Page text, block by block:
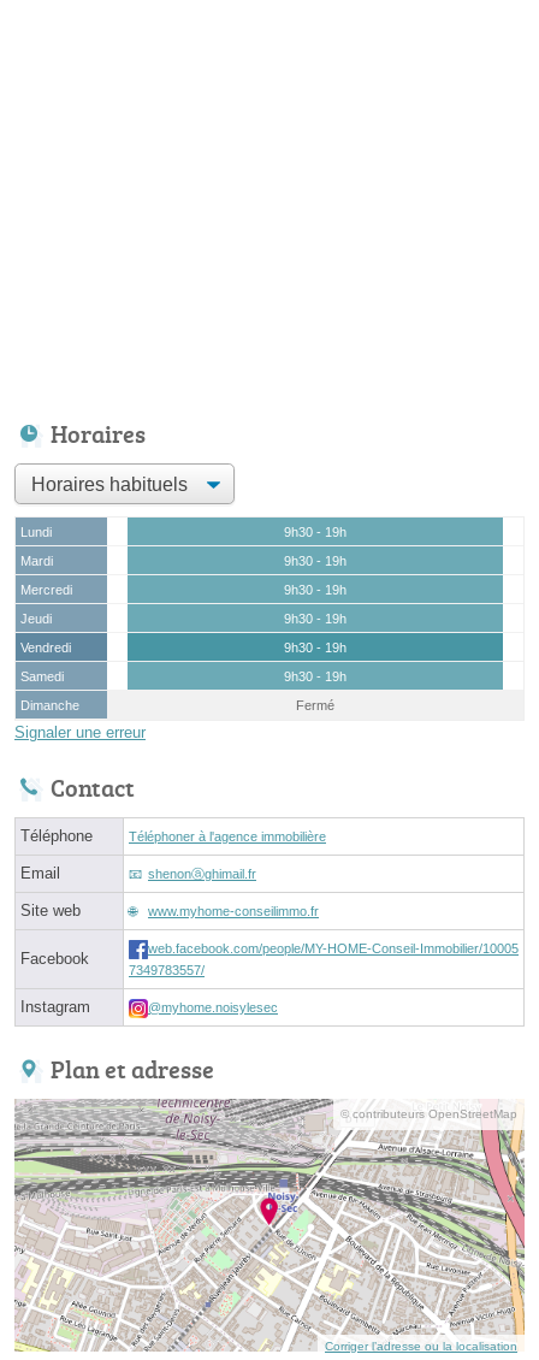
Horaires
Lundi
9h30 - 19h
Mardi
9h30 - 19h
Mercredi
9h30 - 19h
Jeudi
9h30 - 19h
Vendredi
9h30 - 19h
Samedi
9h30 - 19h
Dimanche
Fermé
Signaler une erreur
Contact
Téléphone Téléphoner à l'agence immobilière
Email shenonⓐghimail.fr
Site web www.myhome-conseilimmo.fr
Facebook
web.facebook.com/people/MY-HOME-Conseil-Immobilier/10005
7349783557/
Instagram @myhome.noisylesec
Plan et adresse
© contributeurs OpenStreetMap
Corriger l’adresse ou la localisation